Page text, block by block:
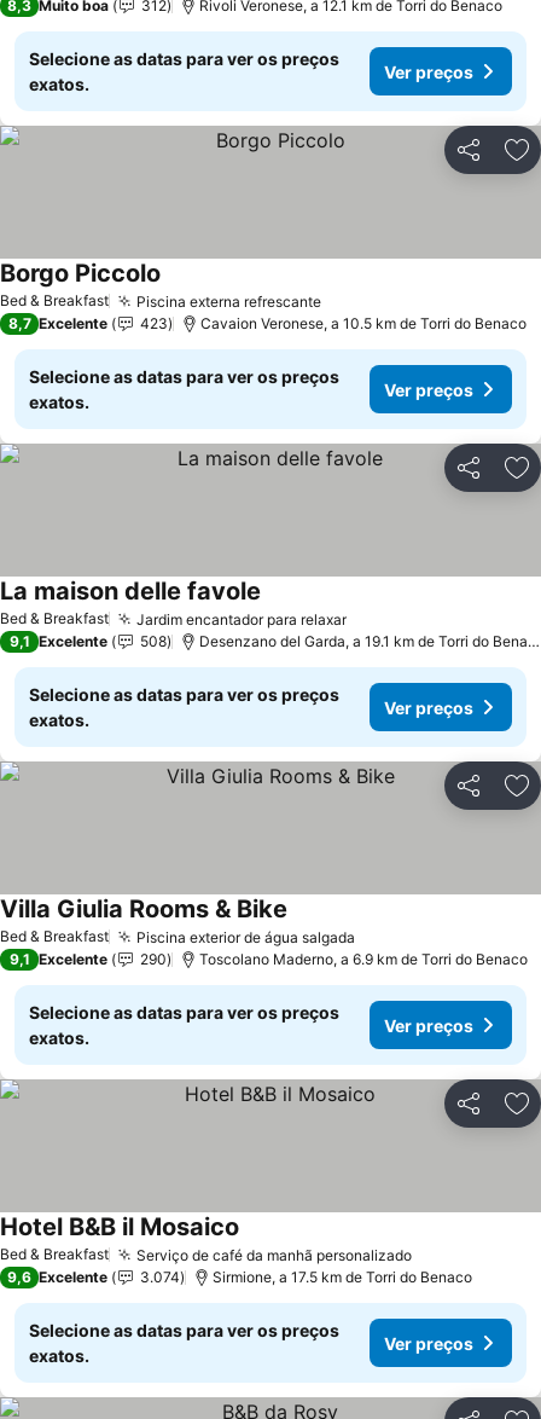
8,3 Muito boa 312 Rivoli Veronese, a 12.1 km de Torri do Benaco
Selecione as datas para ver os preços
exatos.
Ver preços
Partilhar
Bed & Breakfast Piscina externa refrescanteVer preços
Borgo Piccolo
8,7 Excelente 423 Cavaion Veronese, a 10.5 km de Torri do Benaco
Selecione as datas para ver os preços
exatos.
Ver preços
Partilhar
Bed & Breakfast Jardim encantador para relaxarVer preços
La maison delle favole
9,1 Excelente 508 Desenzano del Garda, a 19.1 km de Torri do
Selecione as datas para ver os preços
exatos.
Ver preços
Partilhar
Bed & Breakfast Piscina exterior de água salgada
Villa Giulia Rooms & Bike
9,1 Excelente 290 Toscolano Maderno, a 6.9 km de Torri do Benaco
Selecione as datas para ver os preços
exatos.
Ver preços
Partilhar
Bed & Breakfast Serviço de café da manhã personalizadoVer preços
Hotel B&B il Mosaico
9,6 Excelente 3.074 Sirmione, a 17.5 km de Torri do Benaco
Selecione as datas para ver os preços
exatos.
Ver preços